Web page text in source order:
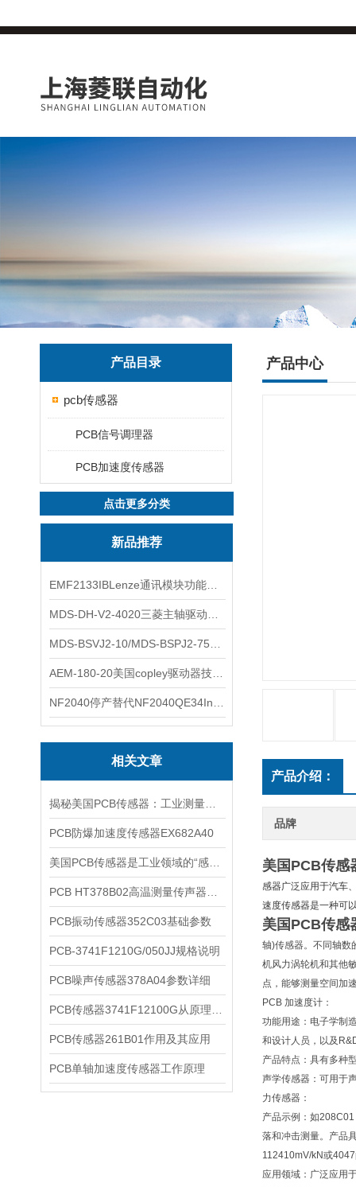
产品目录
pcb传感器
PCB信号调理器
PCB加速度传感器
点击更多分类
新品推荐
相关文章
PCB防爆加速度传感器EX682A40
PCB振动传感器352C03基础参数
PCB-3741F1210G/050JJ规格说明
PCB噪声传感器378A04参数详细
PCB传感器261B01作用及其应用
PCB单轴加速度传感器工作原理
产品中心
产品介绍：
品牌
美国PCB传感
感器广泛应用于汽车
速度传感器是一种可
美国PCB传感
轴)传感器。不同轴数
机风力涡轮机和其他
点，能够测量空间加
PCB 加速度计：
功能用途：电子学制
和设计人员，以及
产品特点：具有多种
声学传感器：可用于
力传感器：
产品示例：如
落和冲击测量。产品
112410mV/kN或
应用领域：广泛应用